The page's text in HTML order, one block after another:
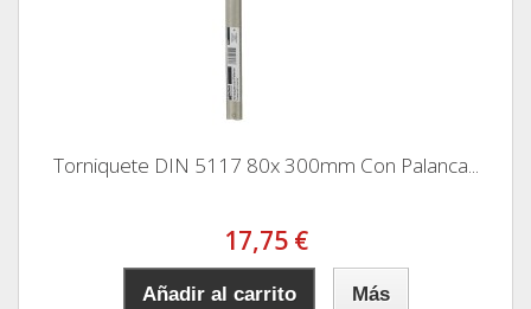
Torniquete DIN 5117 80x 300mm Con Palanca...
17,75 €
Añadir al carrito Más